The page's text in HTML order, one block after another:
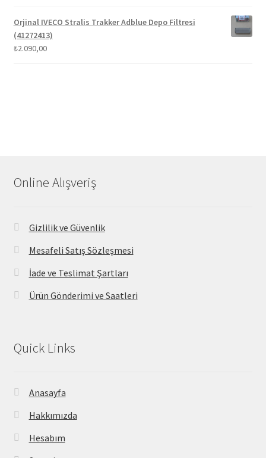
Orjinal IVECO Stralis Trakker Adblue Depo Filtresi
(41272413)
₺2.090,00
Online Alışveriş
Gizlilik ve Güvenlik
Mesafeli Satış Sözleşmesi
İade ve Teslimat Şartları
Ürün Gönderimi ve Saatleri
Quick Links
Anasayfa
Hakkımızda
Hesabım